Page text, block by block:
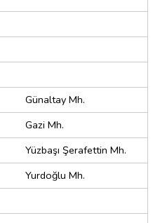
Günaltay Mh.
Gazi Mh.
Yüzbaşı Şerafettin Mh.
Yurdoğlu Mh.